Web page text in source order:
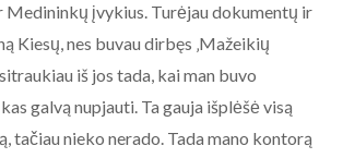
Medininkų įvykius. Turėjau dokumentų ir
Kiesų, nes buvau dirbęs ‚Mažeikių
iš jos tada, kai man buvo
galvą nupjauti. Ta gauja išplėšė visą
tačiau nieko nerado. Tada mano kontorą